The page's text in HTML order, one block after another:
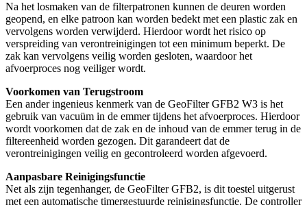
Na het losmaken van de filterpatronen kunnen de deuren worden
geopend, en elke patroon kan worden bedekt met een plastic zak en
vervolgens worden verwijderd. Hierdoor wordt het risico op
verspreiding van verontreinigingen tot een minimum beperkt. De
zak kan vervolgens veilig worden gesloten, waardoor het
afvoerproces nog veiliger wordt.
Voorkomen van Terugstroom
Een ander ingenieus kenmerk van de GeoFilter GFB2 W3 is het
gebruik van vacuüm in de emmer tijdens het afvoerproces. Hierdoor
wordt voorkomen dat de zak en de inhoud van de emmer terug in de
filtereenheid worden gezogen. Dit garandeert dat de
verontreinigingen veilig en gecontroleerd worden afgevoerd.
Aanpasbare Reinigingsfunctie
Net als zijn tegenhanger, de GeoFilter GFB2, is dit toestel uitgerust
met een automatische timergestuurde reinigingsfunctie. De controller